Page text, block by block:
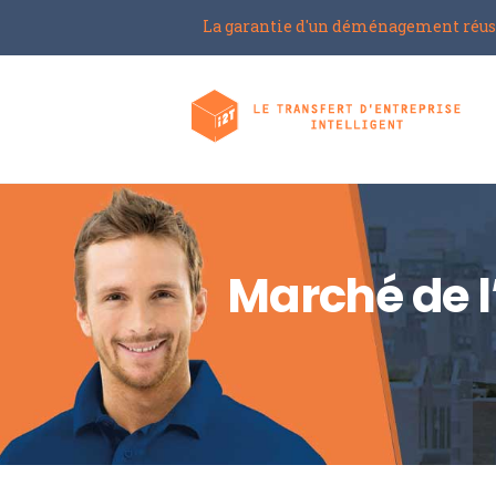
La garantie d'un déménagement
Marché de